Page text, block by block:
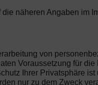
näheren Angaben im
von
Voraussetzung für
Ihrer Privatsphäre
nur zu dem Zweck